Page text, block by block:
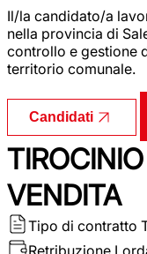
Il/la candidato/a
nella provincia di
controllo e gestione
territorio comunale.
Candidati
VENDITA
Tipo di contratto
Retribuzione